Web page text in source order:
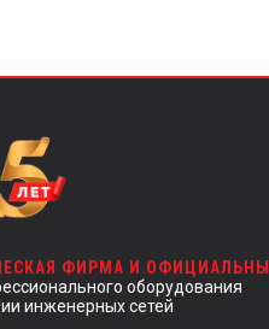
ФИРМА И
оборудования
инженерных сетей